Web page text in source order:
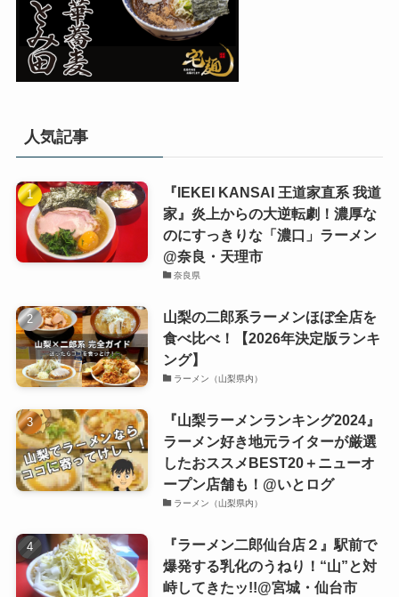
人気記事
『IEKEI KANSAI 王道家直系 我道
家』炎上からの大逆転劇！濃厚な
のにすっきりな「濃口」ラーメン
@奈良・天理市
奈良県
山梨の二郎系ラーメンほぼ全店を
食べ比べ！【2026年決定版ランキ
ング】
ラーメン（山梨県内）
『山梨ラーメンランキング2024』
ラーメン好き地元ライターが厳選
したおススメBEST20＋ニューオ
ープン店舗も！@いとログ
ラーメン（山梨県内）
『ラーメン二郎仙台店２』駅前で
爆発する乳化のうねり！“山”と対
峙してきたッ!!@宮城・仙台市